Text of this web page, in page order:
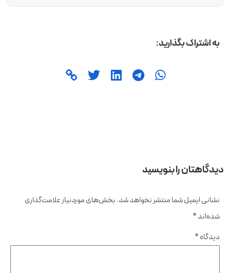
به اشتراک بگذارید:
دیدگاهتان را بنویسید
نشانی ایمیل شما منتشر نخواهد شد.بخش‌های موردنیاز علامت‌گذاری
شده‌اند*
دیدگاه*